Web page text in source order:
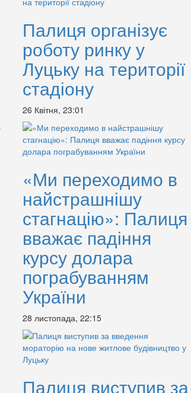
Палиця організує
роботу ринку у
Луцьку на території
стадіону
26 Квітня, 23:01
«Ми переходимо в
найстрашнішу
стагнацію»: Палиця
вважає падіння
курсу долара
пограбуванням
України
28 листопада, 22:15
Палиця виступив за